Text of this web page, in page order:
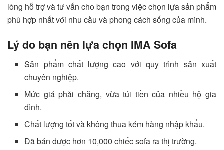
lòng hỗ trợ và tư vấn cho bạn trong việc chọn lựa sản phẩm
phù hợp nhất với nhu cầu và phong cách sống của mình.
Lý do bạn nên lựa chọn IMA Sofa
Sản phẩm chất lượng cao với quy trình sản xuất
chuyên nghiệp.
Mức giá phải chăng, vừa túi tiền của nhiều hộ gia
đình.
Chất lượng tốt và không thua kém hàng nhập khẩu.
Đã bán được hơn 10,000 chiếc sofa ra thị trường.